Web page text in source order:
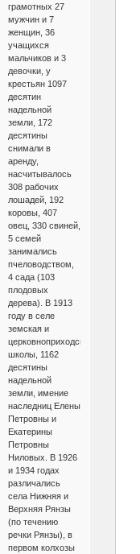
грамотных 27
мужчин и 7
женщин, 36
учащихся
мальчиков и 3
девочки, у
крестьян 1097
десятин
надельной
земли, 172
десятины
снимали в
аренду,
насчитывалось
308 рабочих
лошадей, 192
коровы, 407
овец, 330 свиней,
5 семей
занимались
пчеловодством,
4 сада (103
плодовых
дерева). В 1913
году в селе
земская и
церковноприходская
школы, 1162
десятины
надельной
земли, имение
наследниц Елены
Петровны и
Екатерины
Петровны
Ниловых. В 1926
и 1934 годах
различались
села Нижняя и
Верхняя Рянзы
(по течению
речки Рянзы), в
первом колхозы